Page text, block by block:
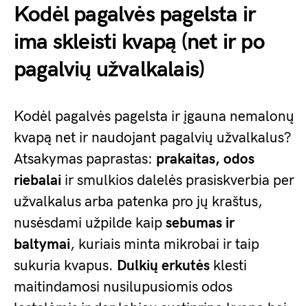
Kodėl pagalvės pagelsta ir
ima skleisti kvapą (net ir po
pagalvių užvalkalais)
Kodėl pagalvės pagelsta ir įgauna nemalonų
kvapą net ir naudojant pagalvių užvalkalus?
Atsakymas paprastas: prakaitas, odos
riebalai ir smulkios dalelės prasiskverbia per
užvalkalus arba patenka pro jų kraštus,
nusėsdami užpilde kaip sebumas ir
baltymai, kuriais minta mikrobai ir taip
sukuria kvapus. Dulkių erkutės klesti
maitindamosi nusilupusiomis odos